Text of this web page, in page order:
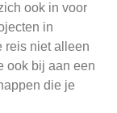
ook in voor
in
reis niet alleen
ook bij aan een
die je